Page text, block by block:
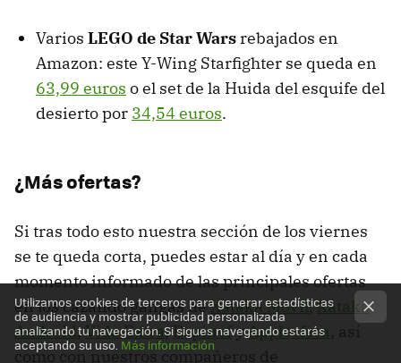
Varios LEGO de Star Wars rebajados en
Amazon: este Y-Wing Starfighter se queda en
63,99 euros o el set de la Huida del esquife del
desierto por 34,54 euros.
¿Más ofertas?
Si tras todo esto nuestra sección de los viernes
se te queda corta, puedes estar al día y en cada
momento informado de las principales ofertas
en los cazando gangas deXataka Móvil,Xataka
Android,Vida Extra,EspinofyApplesfera , así
como con nuestros compañeros de
Utilizamos cookies de terceros para generar estadísticas
de audiencia y mostrar publicidad personalizada
analizando tu navegación. Si sigues navegando estarás
aceptando su uso.Más información